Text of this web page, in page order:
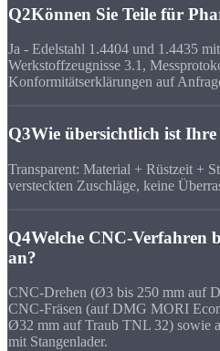
Q2Können Sie Teile für
Ja - Edelstahl 1.4404 und 1.4435
Werkstoffzeugnisse 3.1,
Konformitätserklärungen auf
Q3Wie übersichtlich ist
Transparent: Material + Rüstzeit +
versteckten Zuschläge, keine
Q4Welche CNC-Verfahren
an?
CNC-Drehen (Ø3 bis 250 mm auf
CNC-Fräsen (auf DMG MORI
Ø32 mm auf Traub TNL 32) sowie
mit Stangenlader.